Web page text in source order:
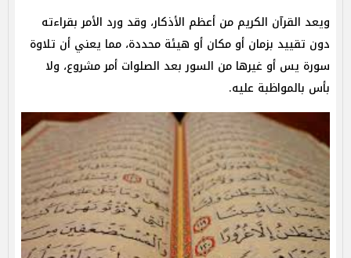
ويعد القرآن الكريم من أعظم الأذكار، وقد ورد الأمر بقراءته
دون تقييد بزمان أو مكان أو هيئة محددة، مما يعني أن تلاوة
سورة يس أو غيرها من السور بعد الصلوات أمر مشروع، ولا
بأس بالمواظبة عليه.